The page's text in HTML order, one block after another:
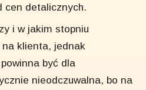
cen detalicznych.
i w jakim stopniu
klienta, jednak
być dla
nieodczuwalna, bo na